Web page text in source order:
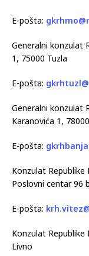
E-pošta:
Generalni konzulat
1, 75000 Tuzla
E-pošta:
Generalni konzulat
Karanovića 1,
E-pošta:
Konzulat Republike
Poslovni centar 96
E-pošta:
Konzulat Republike
Livno